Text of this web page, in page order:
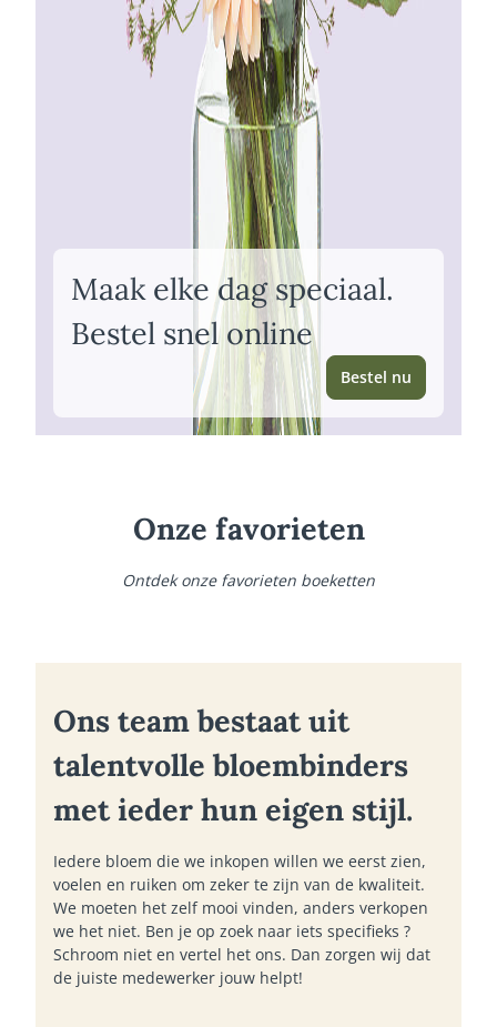
Maak elke dag speciaal.
Bestel snel online
Bestel nu
Onze favorieten
Ontdek onze favorieten boeketten
Ons team bestaat uit
talentvolle bloembinders
met ieder hun eigen stijl.
Iedere bloem die we inkopen willen we eerst zien,
voelen en ruiken om zeker te zijn van de kwaliteit.
We moeten het zelf mooi vinden, anders verkopen
we het niet. Ben je op zoek naar iets specifieks ?
Schroom niet en vertel het ons. Dan zorgen wij dat
de juiste medewerker jouw helpt!